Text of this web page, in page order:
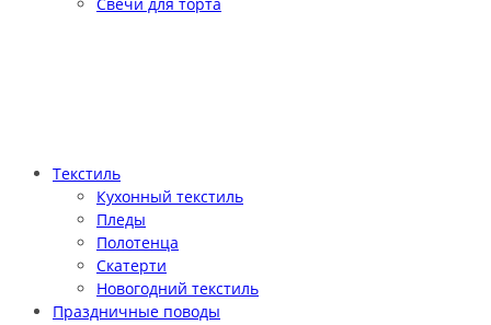
Текстиль
Кухонный текстиль
Пледы
Полотенца
Скатерти
Новогодний текстиль
Праздничные поводы